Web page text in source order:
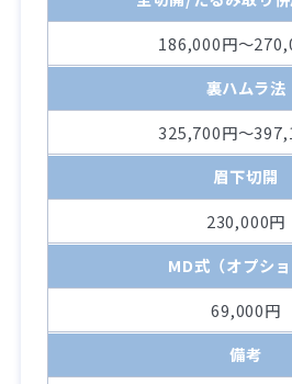
186,000円～
裏ハムラ法
325,700円～
眉下切開
230,000円
MD式（オプショ
69,000円
備考